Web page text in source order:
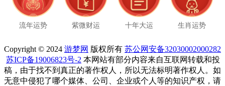
流年运势 紫微财运 十年大运 生肖运势
Copyright © 2024 游梦网 版权所有 苏公网安备32030002000282
苏ICP备19006823号-2 本网站有部分内容来自互联网转载和投
稿，由于找不到真正的著作权人，所以无法标明著作权人。如
无意中侵犯了哪个媒体、公司、企业或个人等的知识产权，请